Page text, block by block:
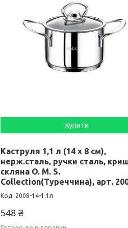
Купити
Каструля 1,1 л (14 х 8 см),
нерж.сталь, ручки сталь,
скляна O. M. S.
Collection(Туреччина), арт.
2008-14-1.1л
548 ₴